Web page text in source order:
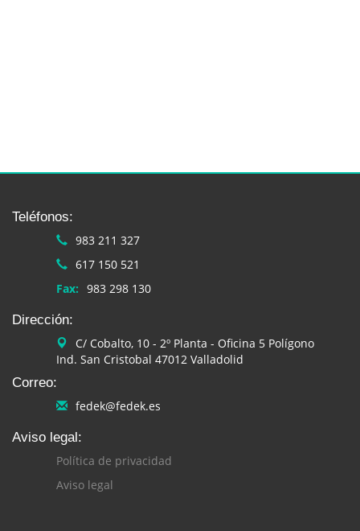
Teléfonos:
983 211 327
617 150 521
Fax: 983 298 130
Dirección:
C/ Cobalto, 10 - 2º Planta - Oficina 5 Polígono
Ind. San Cristobal 47012 Valladolid
Correo:
fedek@fedek.es
Aviso legal:
Política de privacidad
Aviso legal